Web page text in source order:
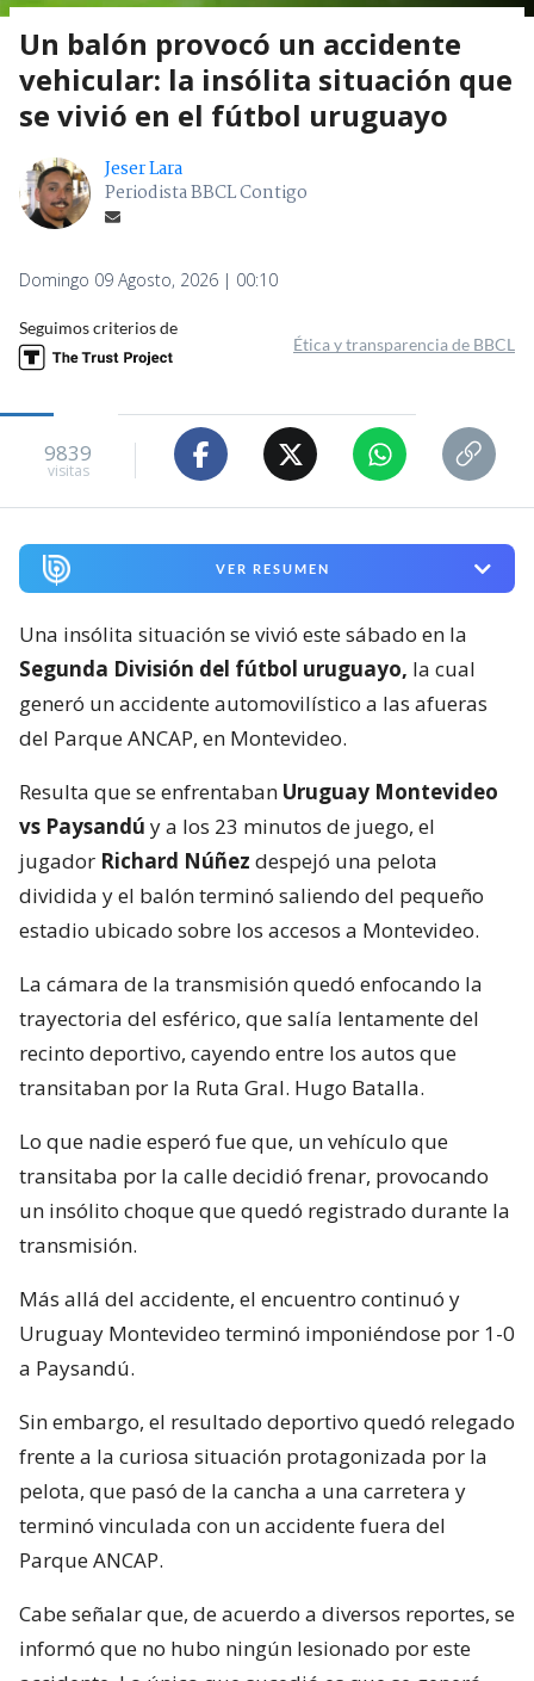
Un balón provocó un accidente
vehicular: la insólita situación que
se vivió en el fútbol uruguayo
Jeser Lara
Periodista BBCL Contigo
Domingo 09 Agosto, 2026 | 00:10
Seguimos criterios de
Ética y transparencia de BBCL
9839
visitas
VER RESUMEN
Una insólita situación se vivió este sábado en la
Segunda División del fútbol uruguayo, la cual
generó un accidente automovilístico a las afueras
del Parque ANCAP, en Montevideo.
Resulta que se enfrentaban Uruguay Montevideo
vs Paysandú y a los 23 minutos de juego, el
jugador Richard Núñez despejó una pelota
dividida y el balón terminó saliendo del pequeño
estadio ubicado sobre los accesos a Montevideo.
La cámara de la transmisión quedó enfocando la
trayectoria del esférico, que salía lentamente del
recinto deportivo, cayendo entre los autos que
transitaban por la Ruta Gral. Hugo Batalla.
Lo que nadie esperó fue que, un vehículo que
transitaba por la calle decidió frenar, provocando
un insólito choque que quedó registrado durante la
transmisión.
Más allá del accidente, el encuentro continuó y
Uruguay Montevideo terminó imponiéndose por 1-0
a Paysandú.
Sin embargo, el resultado deportivo quedó relegado
frente a la curiosa situación protagonizada por la
pelota, que pasó de la cancha a una carretera y
terminó vinculada con un accidente fuera del
Parque ANCAP.
Cabe señalar que, de acuerdo a diversos reportes, se
informó que no hubo ningún lesionado por este